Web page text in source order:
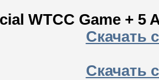
WTCC Game + 5
Скачать
Скачать